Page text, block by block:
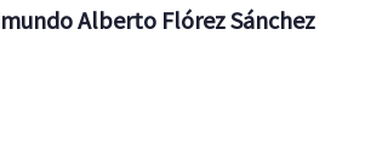
Alberto Flórez Sánchez